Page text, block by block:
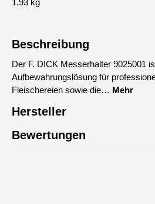
1.93 kg
Beschreibung
Der F. DICK Messerhalter 9025001
Aufbewahrungslösung für
Fleischereien sowie die… Mehr
Hersteller
Bewertungen